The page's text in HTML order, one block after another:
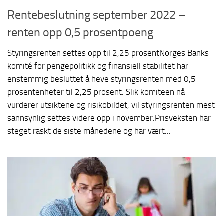
Rentebeslutning september 2022 –
renten opp 0,5 prosentpoeng
Styringsrenten settes opp til 2,25 prosentNorges Banks
komité for pengepolitikk og finansiell stabilitet har
enstemmig besluttet å heve styringsrenten med 0,5
prosentenheter til 2,25 prosent. Slik komiteen nå
vurderer utsiktene og risikobildet, vil styringsrenten mest
sannsynlig settes videre opp i november.Prisveksten har
steget raskt de siste månedene og har vært...